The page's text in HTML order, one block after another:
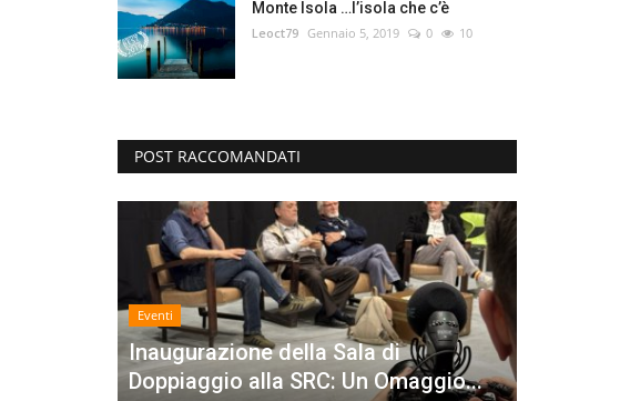
Monte Isola …l’isola che c’è
Leoct79 Gennaio 5, 2019 0 10
POST RACCOMANDATI
Eventi
Inaugurazione della Sala di
Doppiaggio alla SRC: Un Omaggio...